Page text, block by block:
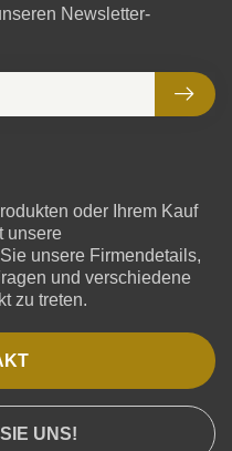
oder Ihrem Kauf
unsere
unsere Firmendetails,
und verschiedene
zu treten.
UNS!
Newsletter-